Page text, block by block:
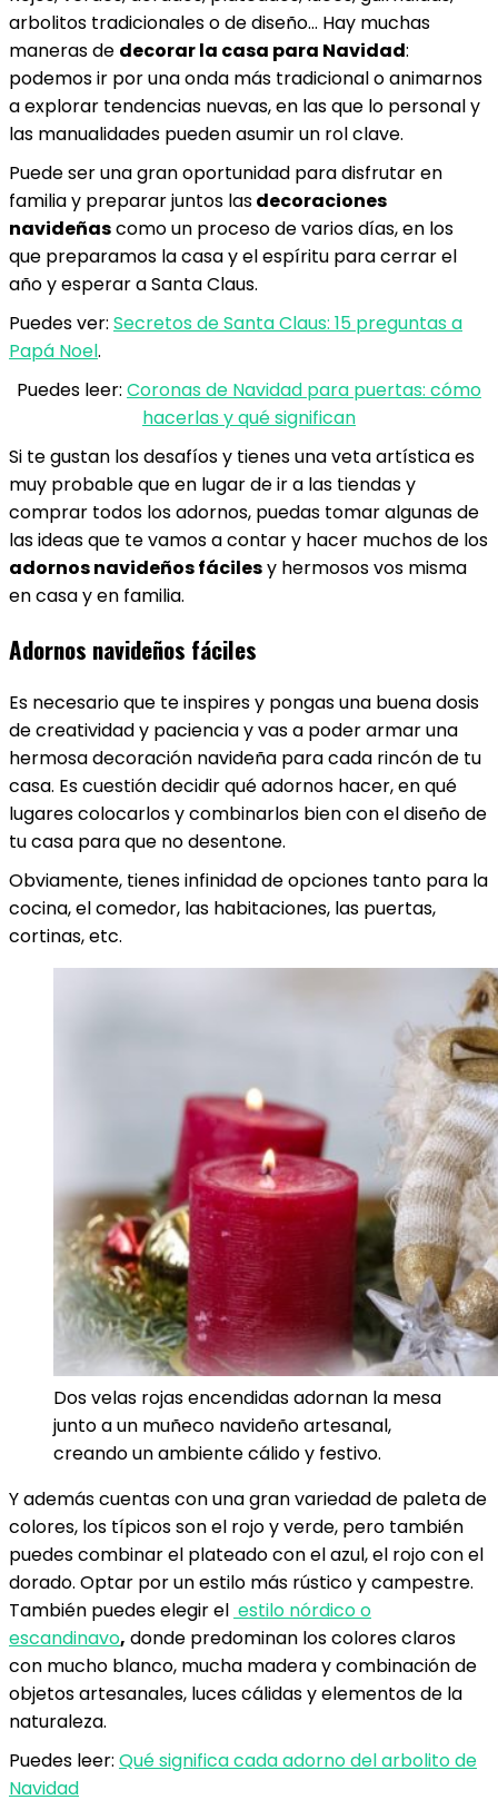
arbolitos tradicionales o de diseño… Hay muchas
maneras de decorar la casa para Navidad:
podemos ir por una onda más tradicional o animarnos
a explorar tendencias nuevas, en las que lo personal y
las manualidades pueden asumir un rol clave.
Puede ser una gran oportunidad para disfrutar en
familia y preparar juntos lasdecoraciones
navideñascomo un proceso de varios días, en los
que preparamos la casa y el espíritu para cerrar el
año y esperar a Santa Claus.
Puedes ver: Secretos de Santa Claus: 15 preguntas a
Papá Noel.
Puedes leer: Coronas de Navidad para puertas: cómo
hacerlas y qué significan
Si te gustan los desafíos y tienes una veta artística es
muy probable que en lugar de ir a las tiendas y
comprar todos los adornos, puedas tomar algunas de
las ideas que te vamos a contar y hacer muchos de los
adornos navideños fácilesy hermosos vos misma
en casa y en familia.
Adornos navideños fáciles
Es necesario que te inspires y pongas una buena dosis
de creatividad y paciencia y vas a poder armar una
hermosa decoración navideña para cada rincón de tu
casa. Es cuestión decidir qué adornos hacer, en qué
lugares colocarlos y combinarlos bien con el diseño de
tu casa para que no desentone.
Obviamente, tienes infinidad de opciones tanto para la
cocina, el comedor, las habitaciones, las puertas,
cortinas, etc.
Dos velas rojas encendidas adornan la mesa
junto a un muñeco navideño artesanal,
creando un ambiente cálido y festivo.
Y además cuentas con una gran variedad de paleta de
colores, los típicos son el rojo y verde, pero también
puedes combinar el plateado con el azul, el rojo con el
dorado. Optar por un estilo más rústico y campestre.
También puedes elegir el estilo nórdico o
escandinavo, donde predominan los colores claros
con mucho blanco, mucha madera y combinación de
objetos artesanales, luces cálidas y elementos de la
naturaleza.
Puedes leer: Qué significa cada adorno del arbolito de
Navidad